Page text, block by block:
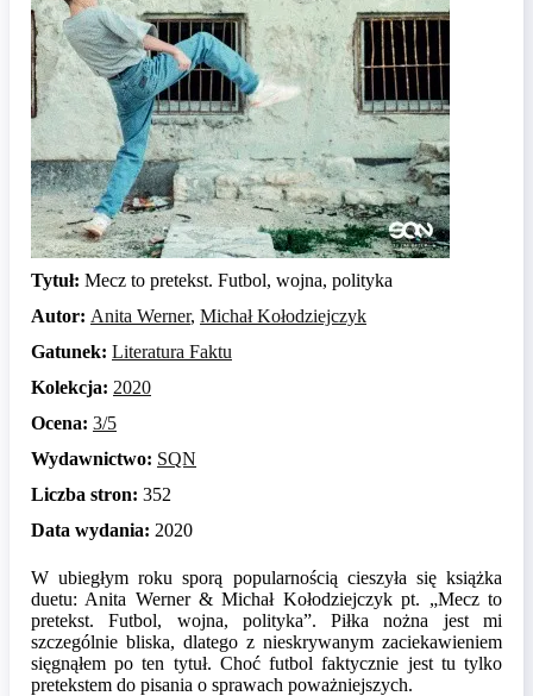
Tytuł: Mecz to pretekst. Futbol, wojna, polityka
Autor: Anita Werner, Michał Kołodziejczyk
Gatunek: Literatura Faktu
Kolekcja: 2020
Ocena: 3/5
Wydawnictwo: SQN
Liczba stron: 352
Data wydania: 2020
W ubiegłym roku sporą popularnością cieszyła się książka
duetu: Anita Werner & Michał Kołodziejczyk pt. „Mecz to
pretekst. Futbol, wojna, polityka”. Piłka nożna jest mi
szczególnie bliska, dlatego z nieskrywanym zaciekawieniem
sięgnąłem po ten tytuł. Choć futbol faktycznie jest tu tylko
pretekstem do pisania o sprawach poważniejszych.